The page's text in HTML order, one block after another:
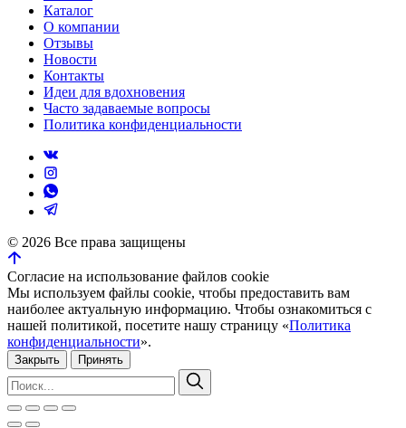
Каталог
О компании
Отзывы
Новости
Контакты
Идеи для вдохновения
Часто задаваемые вопросы
Политика конфиденциальности
© 2026 Все права защищены
Согласие на использование файлов cookie
Мы используем файлы cookie, чтобы предоставить вам
наиболее актуальную информацию. Чтобы ознакомиться с
нашей политикой, посетите нашу страницу «Политика
конфиденциальности».
Закрыть Принять
Искать:
Поиск